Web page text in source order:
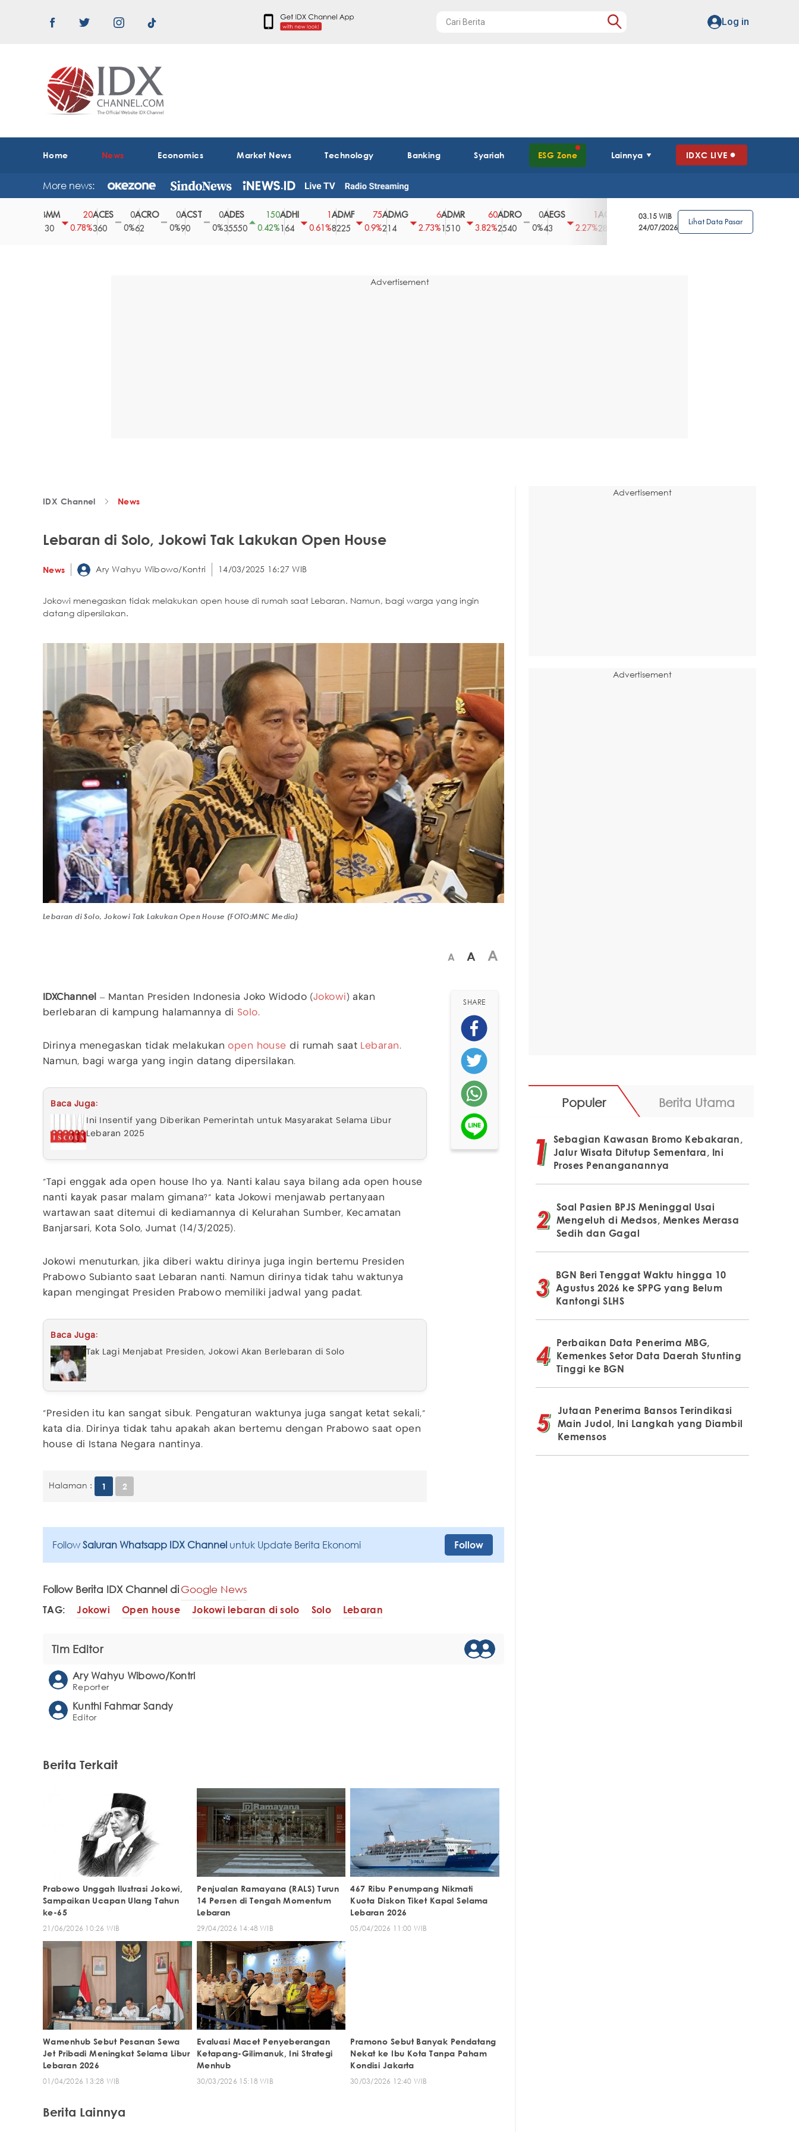
Log in
Home News Economics Market News Technology Banking Syariah ESG Zone Lainnya IDXC LIVE
More news:
20
0.78%
ACES
360
0
0%
ACRO
0ACST
0
0%
ADES
35550
150
0.42%
ADHI
164
0.61%
ADMF
8225
75
0.9%
ADMG
214
2.73%
ADMR
1510
60
3.82%
ADRO
2540
0
0%
AEGS
2.27% 2850
3.39%
AGRO
148
4
2.63%
0%
03.15 WIB
24/07/2026
Lihat Data Pasar
Advertisement
IDX Channel News
Lebaran di Solo, Jokowi Tak Lakukan Open House
News Ary Wahyu Wibowo/Kontri 14/03/2025 16:27 WIB
Jokowi menegaskan tidak melakukan open house di rumah saat Lebaran. Namun, bagi warga yang ingin
datang dipersilakan.
Lebaran di Solo, Jokowi Tak Lakukan Open House (FOTO:MNC Media)
A A A
IDXChannel – Mantan Presiden Indonesia Joko Widodo (Jokowi ) akan
berlebaran di kampung halamannya di Solo.
Dirinya menegaskan tidak melakukanopen house di rumah saat Lebaran .
Namun, bagi warga yang ingin datang dipersilakan.
Baca Juga:
Ini Insentif yang Diberikan Pemerintah untuk Masyarakat Selama Libur
Lebaran 2025
“Tapi enggak ada open house lho ya. Nanti kalau saya bilang ada open house
nanti kayak pasar malam gimana?” kata Jokowi menjawab pertanyaan
wartawan saat ditemui di kediamannya di Kelurahan Sumber, Kecamatan
Banjarsari, Kota Solo, Jumat (14/3/2025).
Jokowi menuturkan, jika diberi waktu dirinya juga ingin bertemu Presiden
Prabowo Subianto saat Lebaran nanti. Namun dirinya tidak tahu waktunya
kapan mengingat Presiden Prabowo memiliki jadwal yang padat.
Baca Juga:
Tak Lagi Menjabat Presiden, Jokowi Akan Berlebaran di Solo
“Presiden itu kan sangat sibuk. Pengaturan waktunya juga sangat ketat sekali,”
kata dia. Dirinya tidak tahu apakah akan bertemu dengan Prabowo saat open
house di Istana Negara nantinya.
Halaman : 1 2
SHARE
Follow Saluran Whatsapp IDX Channel untuk Update Berita Ekonomi Follow
Follow Berita IDX Channel diGoogle News
TAG: Jokowi Open house Jokowi lebaran di solo Solo Lebaran
Tim Editor
Ary Wahyu Wibowo/Kontri
Reporter
Kunthi Fahmar Sandy
Editor
Berita Terkait
Prabowo Unggah Ilustrasi Jokowi,
Sampaikan Ucapan Ulang Tahun
ke-65
21/06/2026 10:26 WIB
Penjualan Ramayana (RALS) Turun
14 Persen di Tengah Momentum
Lebaran
29/04/2026 14:48 WIB
467 Ribu Penumpang Nikmati
Kuota Diskon Tiket Kapal Selama
Lebaran 2026
05/04/2026 11:00 WIB
Wamenhub Sebut Pesanan Sewa
Jet Pribadi Meningkat Selama Libur
Lebaran 2026
01/04/2026 13:28 WIB
Evaluasi Macet Penyeberangan
Ketapang-Gilimanuk, Ini Strategi
Menhub
30/03/2026 15:18 WIB
Pramono Sebut Banyak Pendatang
Nekat ke Ibu Kota Tanpa Paham
Kondisi Jakarta
30/03/2026 12:40 WIB
Berita Lainnya
Advertisement
Advertisement
Populer Berita Utama
Sebagian Kawasan Bromo Kebakaran,
Jalur Wisata Ditutup Sementara, Ini
Proses Penanganannya
Soal Pasien BPJS Meninggal Usai
Mengeluh di Medsos, Menkes Merasa
Sedih dan Gagal
BGN Beri Tenggat Waktu hingga 10
Agustus 2026 ke SPPG yang Belum
Kantongi SLHS
Perbaikan Data Penerima MBG,
Kemenkes Setor Data Daerah Stunting
Tinggi ke BGN
Jutaan Penerima Bansos Terindikasi
Main Judol, Ini Langkah yang Diambil
Kemensos